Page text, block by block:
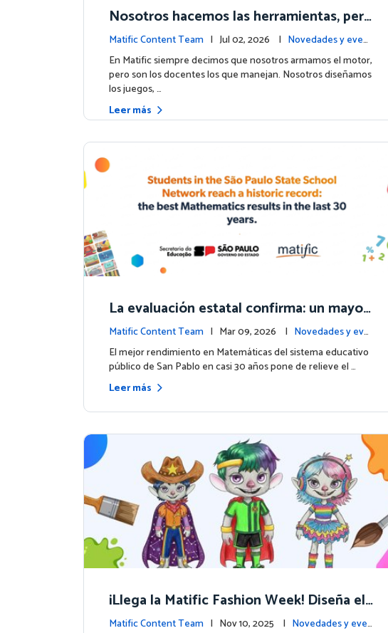
Nosotros hacemos las herramientas, pero
los colegios hacen la magia: Celebramos
el hito de Northfield School en T4.
Matific Content Team | Jul 02, 2026 | Novedades y event
os
En Matific siempre decimos que nosotros armamos el motor,
pero son los docentes los que manejan. Nosotros diseñamos
los juegos, …
Leer más
La evaluación estatal confirma: un mayor
uso de Matific se asocia con mejores res
ultados en matemáticas
Matific Content Team | Mar 09, 2026 | Novedades y eve
ntos
El mejor rendimiento en Matemáticas del sistema educativo
público de San Pablo en casi 30 años pone de relieve el …
Leer más
¡Llega la Matific Fashion Week! Diseña el
próximo look de nuestros personajes
Matific Content Team | Nov 10, 2025 | Novedades y eve